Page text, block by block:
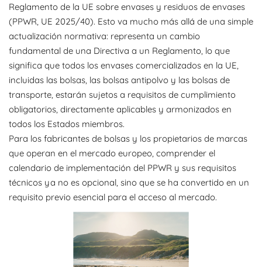
Reglamento de la UE sobre envases y residuos de envases
(PPWR, UE 2025/40). Esto va mucho más allá de una simple
actualización normativa: representa un cambio
fundamental de una Directiva a un Reglamento, lo que
significa que todos los envases comercializados en la UE,
incluidas las bolsas, las bolsas antipolvo y las bolsas de
transporte, estarán sujetos a requisitos de cumplimiento
obligatorios, directamente aplicables y armonizados en
todos los Estados miembros.
Para los fabricantes de bolsas y los propietarios de marcas
que operan en el mercado europeo, comprender el
calendario de implementación del PPWR y sus requisitos
técnicos ya no es opcional, sino que se ha convertido en un
requisito previo esencial para el acceso al mercado.